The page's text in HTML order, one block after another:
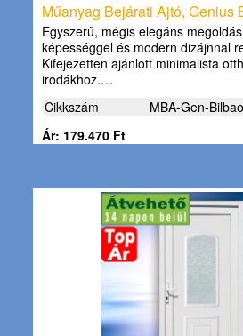
Műanyag Bejárati Ajtó, Genius
Egyszerű, mégis elegáns
képességgel és modern dizájnnal
Kifejezetten ajánlott minimalista
irodákhoz.…
Cikkszám
MBA-Gen-
Ár: 179.470 Ft